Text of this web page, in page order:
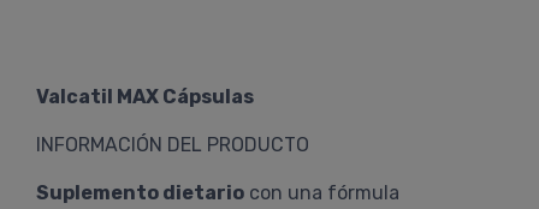
Valcatil MAX Cápsulas
INFORMACIÓN DEL PRODUCTO
Suplemento dietario con una fórmula